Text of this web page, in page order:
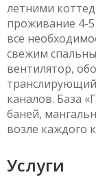
летними
проживание 4-
все
свежим
вентилятор,
каналов. База
баней,
возле каждого
Услуги